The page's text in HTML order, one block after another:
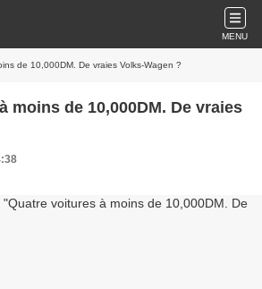
MENU
de 10,000DM. De vraies Volks-Wagen ?
moins de 10,000DM. De vraies